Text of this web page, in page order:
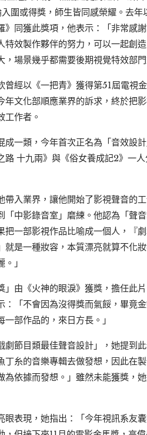
圍或得獎，師生皆同感榮耀。去
同獲此獎項，他表示：「非常感
效製作夥伴的努力，可以一起創
場景幾乎都需要後期視覺特效部門
經以《一把青》獲得第51屆電視
文化部順應業界的訴求，終於把
工作者。
一類，今年首次正名為「音效設
路 十九兩》與《俗女養成記2》一
入業界，讓他開始了影視聲音的
中影錄音室」磨練。他認為「聲
一部影視作品比喻成一個人，『
是一種妝容，本質漂亮就算不化
」
由《火神的眼淚》獲獎，擔任此
「不會因為沒得獎而氣餒，畢竟
部作品的，來日方長。」
節目類最佳聲音設計」，她提到
丁糸的音樂專輯去做發想，因此在
依據而發想。」雖然未能獲獎，
表現，她指出：「今年視訊系友